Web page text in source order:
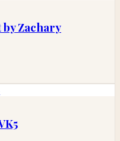
Zachary